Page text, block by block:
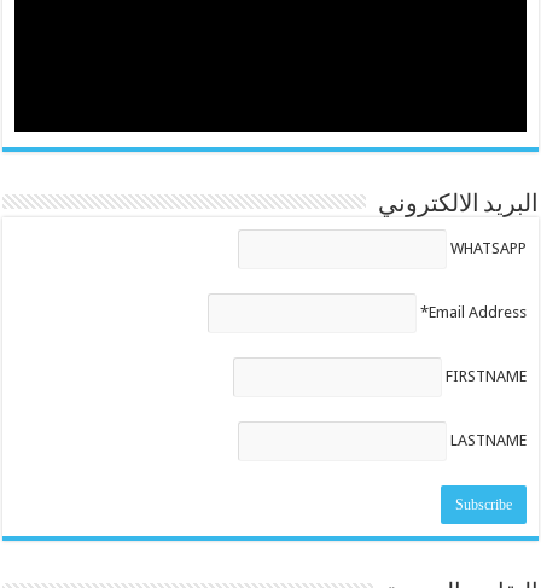
البريد الالكتروني
WHATSAPP
Email Address*
FIRSTNAME
LASTNAME